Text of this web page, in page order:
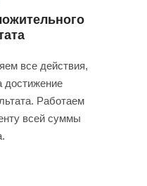
все действия,
достижение
Работаем
всей суммы